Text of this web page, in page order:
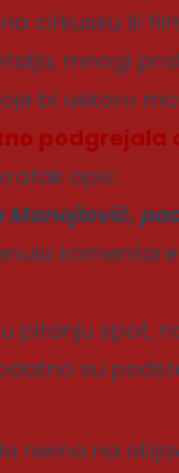
cirkusku ili
mnogi
bi uskoro
podgrejala
opis:
Manojlović,
pitanju spot,
su
nema na